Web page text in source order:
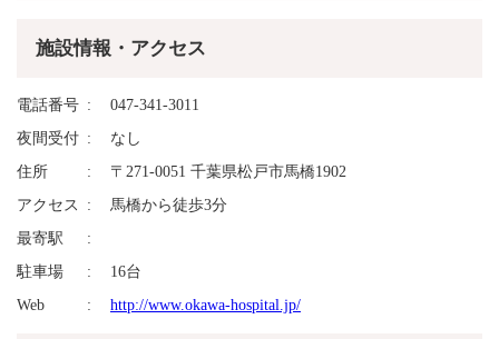
施設情報・アクセス
電話番号
047-341-3011
夜間受付
なし
住所
〒271-0051 千葉県松戸市馬橋1902
アクセス
馬橋から徒歩3分
最寄駅
駐車場
16台
Web
http://www.okawa-hospital.jp/